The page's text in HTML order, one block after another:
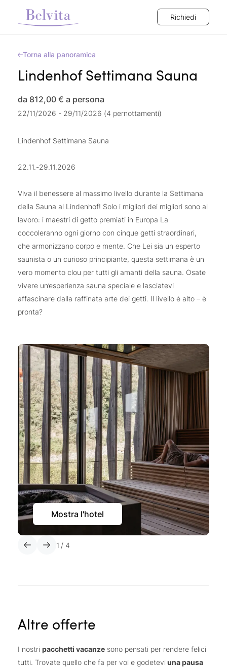
Richiedi
Torna alla panoramica
Lindenhof Settimana Sauna
da 812,00 € a persona
22/11/2026 - 29/11/2026 (4 pernottamenti)
Lindenhof Settimana Sauna
22.11.-29.11.2026
Viva il benessere al massimo livello durante la Settimana
della Sauna al Lindenhof! Solo i migliori dei migliori sono al
lavoro: i maestri di getto premiati in Europa La
coccoleranno ogni giorno con cinque getti straordinari,
che armonizzano corpo e mente. Che Lei sia un esperto
saunista o un curioso principiante, questa settimana è un
vero momento clou per tutti gli amanti della sauna. Osate
vivere un’esperienza sauna speciale e lasciatevi
affascinare dalla raffinata arte dei getti. Il livello è alto – è
pronta?
Mostra l'hotel
1 / 4
Altre offerte
I nostri pacchetti vacanze sono pensati per rendere felici
tutti. Trovate quello che fa per voi e godeteviuna pausa